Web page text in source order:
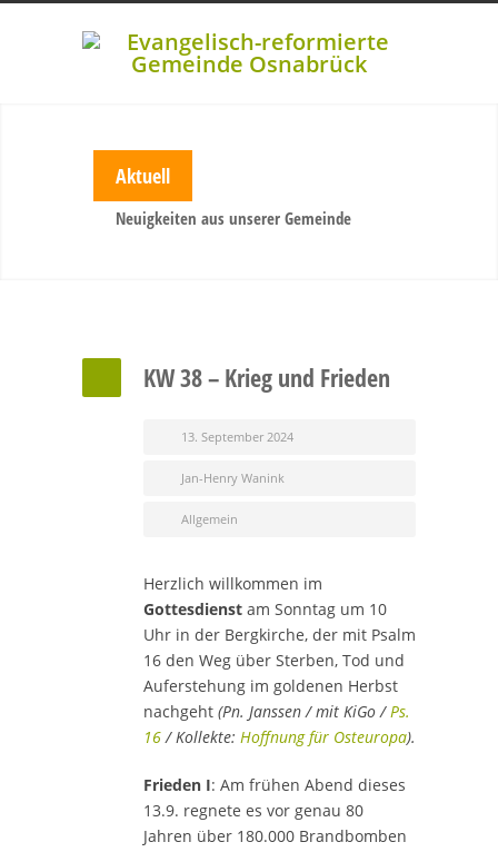
Aktuell
Neuigkeiten aus unserer Gemeinde
KW 38 – Krieg und Frieden
13. September 2024
Jan-Henry Wanink
Allgemein
Herzlich willkommen im
Gottesdienst am Sonntag um 10
Uhr in der Bergkirche, der mit Psalm
16 den Weg über Sterben, Tod und
Auferstehung im goldenen Herbst
nachgeht (Pn. Janssen / mit KiGo /Ps.
16/ Kollekte: Hoffnung für Osteuropa).
Frieden I: Am frühen Abend dieses
13.9. regnete es vor genau 80
Jahren über 180.000 Brandbomben